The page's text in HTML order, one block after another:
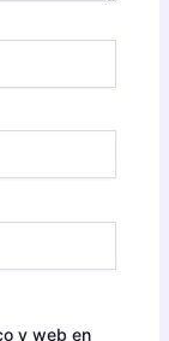
y web en